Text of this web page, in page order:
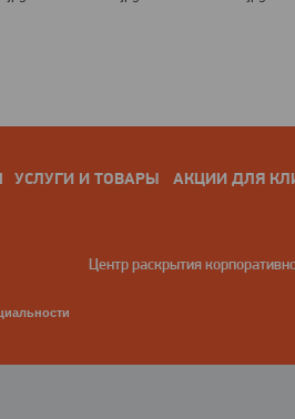
УСЛУГИ И ТОВАРЫ АКЦИИ ДЛЯ
Центр раскрытия